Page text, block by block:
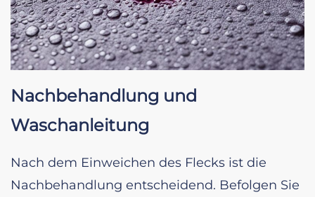
Nachbehandlung und
Waschanleitung
Nach dem Einweichen des Flecks ist die
Nachbehandlung entscheidend. Befolgen Sie